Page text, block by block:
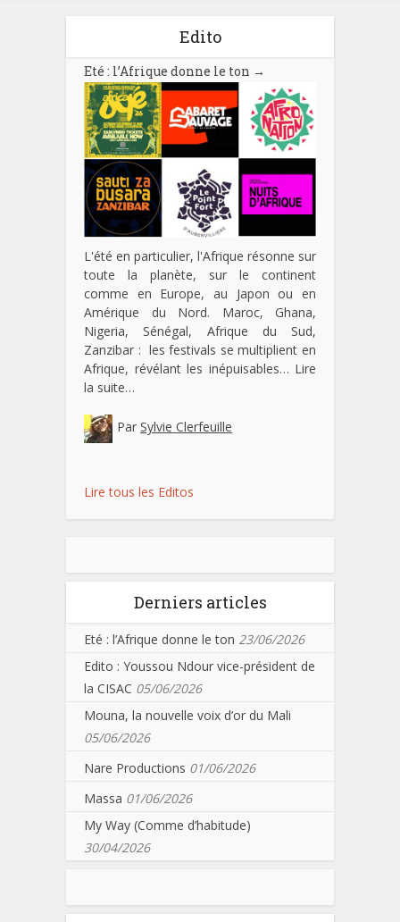
Edito
Eté : l’Afrique donne le ton →
L'été en particulier, l'Afrique résonne sur
toute la planète, sur le continent
comme en Europe, au Japon ou en
Amérique du Nord. Maroc, Ghana,
Nigeria, Sénégal, Afrique du Sud,
Zanzibar : les festivals se multiplient en
Afrique, révélant les inépuisables… Lire
la suite…
Par Sylvie Clerfeuille
Lire tous les Editos
Derniers articles
Eté : l’Afrique donne le ton 23/06/2026
Edito : Youssou Ndour vice-président de
la CISAC 05/06/2026
Mouna, la nouvelle voix d’or du Mali
05/06/2026
Nare Productions 01/06/2026
Massa 01/06/2026
My Way (Comme d’habitude)
30/04/2026